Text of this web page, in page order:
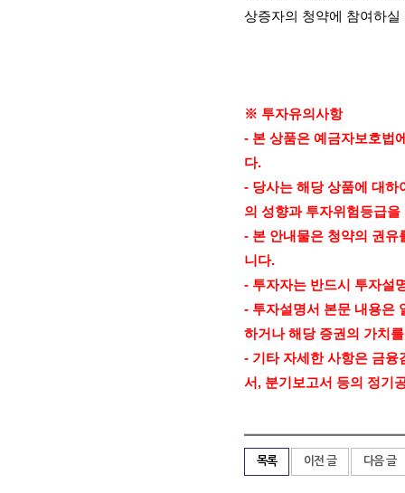
상증자의 청약에 참여하
※ 투자유의사항
- 본 상품은 예금자보호법
다.
- 당사는 해당 상품에 대
의 성향과 투자위험등급
- 본 안내물은 청약의 권유
니다.
- 투자자는 반드시 투자설
- 투자설명서 본문 내용은
하거나 해당 증권의 가치
- 기타 자세한 사항은 금융
서 , 분기보고서 등의 정기
목록 이전 글 다음 글